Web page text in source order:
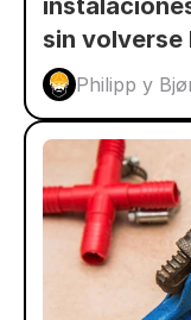
sin volverse
Philipp y